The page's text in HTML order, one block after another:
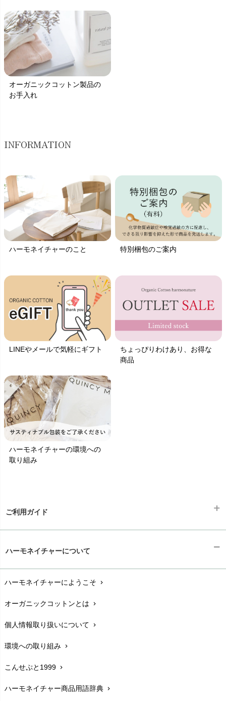
オーガニックコットン製品の
お手入れ
INFORMATION
ハーモネイチャーのこと 特別梱包のご案内
LINEやメールで気軽にギフト
ちょっぴりわけあり、お得な
商品
ハーモネイチャーの環境への
取り組み
ご利用ガイド
配送と送料chevron_right
在庫状況と発送予定chevron_right
サイズ・寸法chevron_right
生地・素材chevron_right
お手入れについて
レビューを書こうchevron_right
ハーモネイチャーについて
ハーモネイチャーにようこそ chevron_right
オーガニックコットンとは chevron_right
個人情報取り扱いについて chevron_right
環境への取り組み chevron_right
こんせぷと1999 chevron_right
ハーモネイチャー商品用語辞典 chevron_right